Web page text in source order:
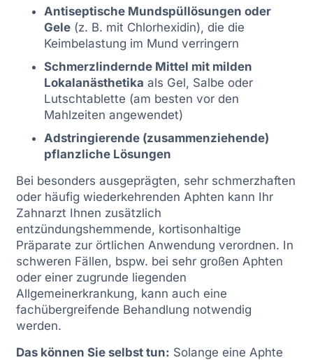
Antiseptische Mundspüllösungen oder
Gele(z. B. mit Chlorhexidin), die die
Keimbelastung im Mund verringern
Schmerzlindernde Mittel mit milden
Lokalanästhetika als Gel, Salbe oder
Lutschtablette (am besten vor den
Mahlzeiten angewendet)
Adstringierende (zusammenziehende)
pflanzliche Lösungen
Bei besonders ausgeprägten, sehr schmerzhaften
oder häufig wiederkehrenden Aphten kann Ihr
Zahnarzt Ihnen zusätzlich
entzündungshemmende, kortisonhaltige
Präparate zur örtlichen Anwendung verordnen. In
schweren Fällen, bspw. bei sehr großen Aphten
oder einer zugrunde liegenden
Allgemeinerkrankung, kann auch eine
fachübergreifende Behandlung notwendig
werden.
Das können Sie selbst tun: Solange eine Aphte